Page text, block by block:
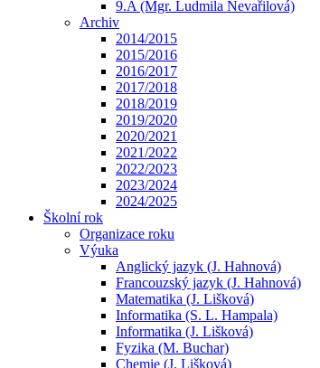
9.A (Mgr. Ludmila Nevařilová)
Archiv
2014/2015
2015/2016
2016/2017
2017/2018
2018/2019
2019/2020
2020/2021
2021/2022
2022/2023
2023/2024
2024/2025
Školní rok
Organizace roku
Výuka
Anglický jazyk (J. Hahnová)
Francouzský jazyk (J. Hahnová)
Matematika (J. Lišková)
Informatika (S. L. Hampala)
Informatika (J. Lišková)
Fyzika (M. Buchar)
Chemie (J. Lišková)